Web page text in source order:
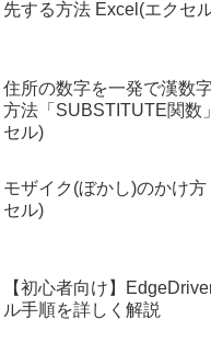
先する方法 Excel(エクセ
住所の数字を一発で漢数
方法「SUBSTITUTE関数
セル)
モザイク(ぼかし)のかけ方
セル)
【初心者向け】
ル手順を詳しく解説